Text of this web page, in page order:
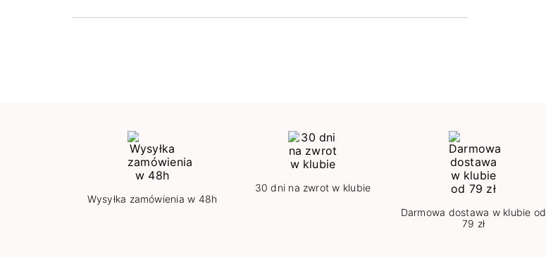
Wysyłka zamówienia w 48h
30 dni na zwrot w klubie
Darmowa dostawa w klubie od
79 zł